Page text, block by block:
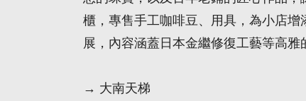
櫃，專售手工咖啡豆、用具，為小店增
展，內容涵蓋日本金繼修復工藝等高雅
→ 大南天梯